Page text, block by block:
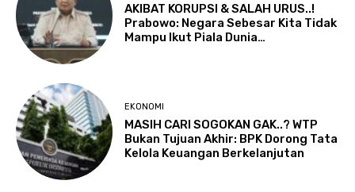
AKIBAT KORUPSI & SALAH URUS..!
Prabowo: Negara Sebesar Kita Tidak
Mampu Ikut Piala Dunia…
EKONOMI
MASIH CARI SOGOKAN GAK..? WTP
Bukan Tujuan Akhir: BPK Dorong Tata
Kelola Keuangan Berkelanjutan